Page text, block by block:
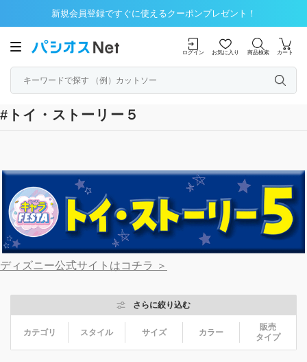
新規会員登録ですぐに使えるクーポンプレゼント！
ログイン お気に入り 商品検索 カート
#トイ・ストーリー５
ディズニー公式サイトはコチラ ＞
さらに絞り込む
カテゴリ スタイル サイズ カラー
販売
タイプ